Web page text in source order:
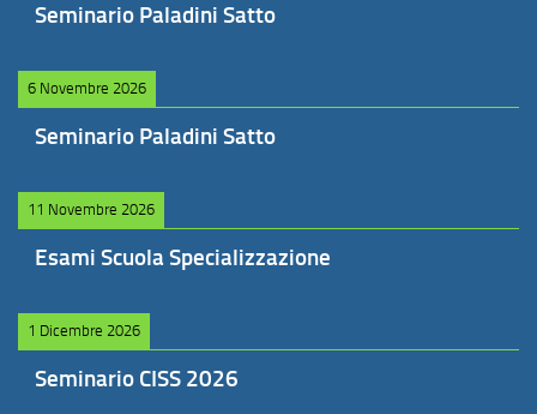
Seminario Paladini Satto
6 Novembre 2026
Seminario Paladini Satto
11 Novembre 2026
Esami Scuola Specializzazione
1 Dicembre 2026
Seminario CISS 2026